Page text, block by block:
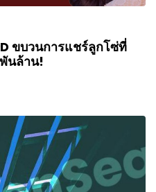
ขบวนการแชร์ลูกโซ่ที่
นล้าน!